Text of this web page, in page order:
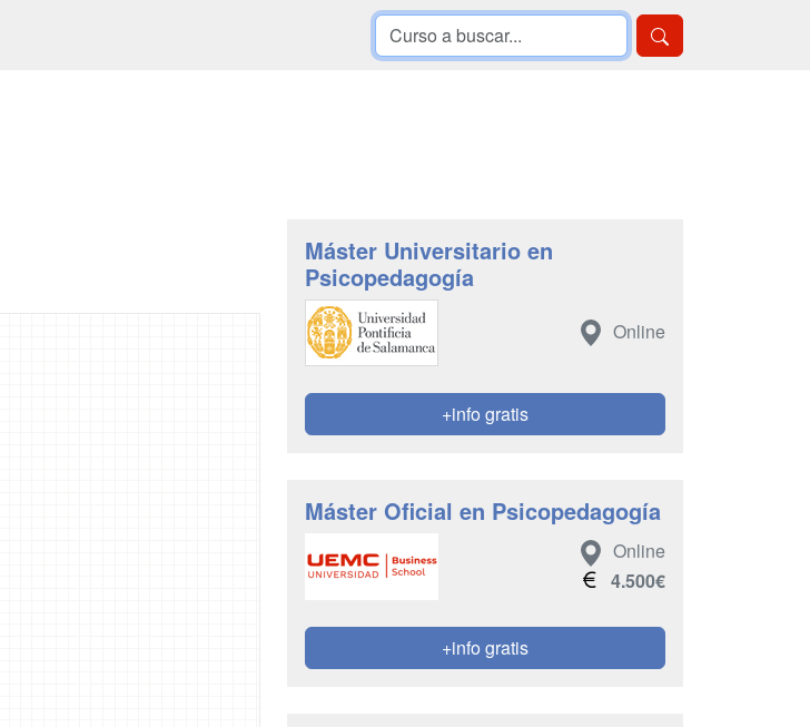
Máster Universitario en
Psicopedagogía
Online
+info gratis
Máster Oficial en Psicopedagogía
Online
4.500€
+info gratis